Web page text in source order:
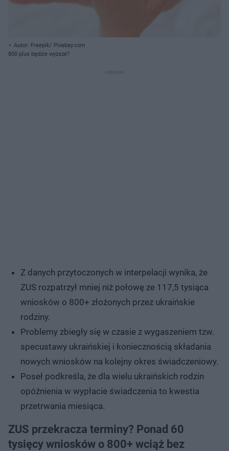
Autor: Freepik/ Pixabay.com
800 plus będzie wyższe?
Z danych przytoczonych w interpelacji wynika, że
ZUS rozpatrzył mniej niż połowę ze 117,5 tysiąca
wniosków o 800+ złożonych przez ukraińskie
rodziny.
Problemy zbiegły się w czasie z wygaszeniem tzw.
specustawy ukraińskiej i koniecznością składania
nowych wniosków na kolejny okres świadczeniowy.
Poseł podkreśla, że dla wielu ukraińskich rodzin
opóźnienia w wypłacie świadczenia to kwestia
przetrwania miesiąca.
ZUS przekracza terminy? Ponad 60
tysięcy wniosków o 800+ wciąż bez